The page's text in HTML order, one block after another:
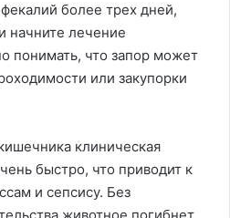
более трех дней,
начните лечение
понимать, что запор может
или закупорки
клиническая
быстро, что приводит к
и сепсису. Без